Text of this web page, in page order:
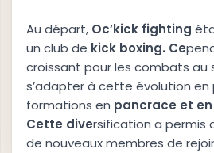
Au départ, Oc’kick fighting
un club de kick boxing. Ce
croissant pour les combats au
s’adapter à cette évolution
formations en pancrace et en
Cette diversification a permis
de nouveaux membres de